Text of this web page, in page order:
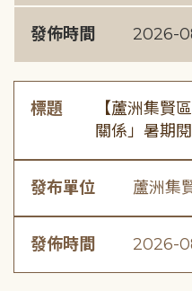
發佈時間 2026-
標題
【蘆洲集賢
關係」暑期
發布單位 蘆洲集
發佈時間 2026-